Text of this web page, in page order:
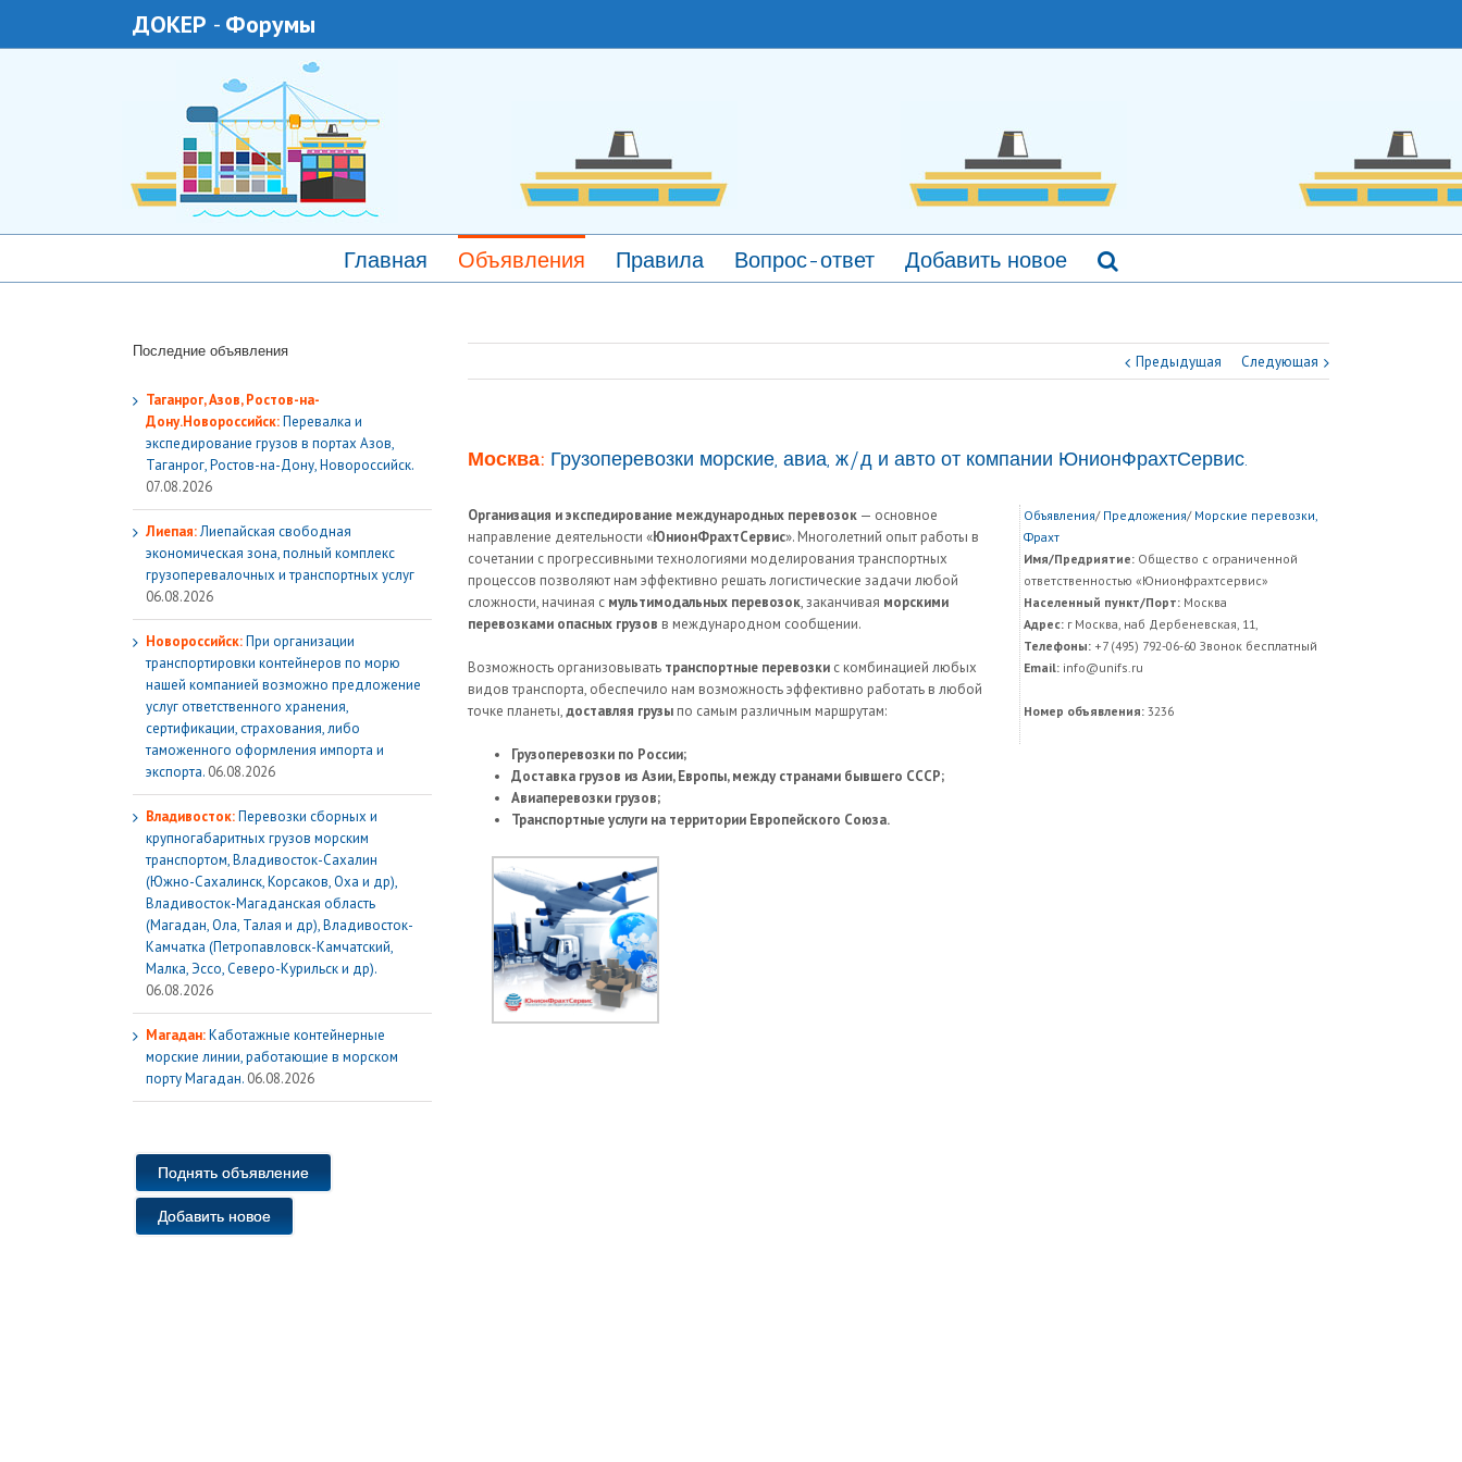
ДОКЕР - Форумы
Главная Объявления Правила Вопрос-ответ Добавить новое
Предыдущая Следующая
Москва: Грузоперевозки морские, авиа, ж/д и авто от компании ЮнионФрахтСервис.
Организация и экспедирование международных перевозок — основное
направление деятельности «ЮнионФрахтСервис». Многолетний опыт работы в
сочетании с прогрессивными технологиями моделирования транспортных
процессов позволяют нам эффективно решать логистические задачи любой
сложности, начиная с мультимодальных перевозок, заканчивая морскими
перевозками опасных грузов в международном сообщении.
Возможность организовывать транспортные перевозки с комбинацией любых
видов транспорта, обеспечило нам возможность эффективно работать в любой
точке планеты,доставляя грузы по самым различным маршрутам:
Грузоперевозки по России;
Доставка грузов из Азии, Европы, между странами бывшего СССР;
Авиаперевозки грузов;
Транспортные услуги на территории Европейского Союза.
Объявления/ Предложения/ Морские перевозки,
Фрахт
Имя/Предриятие: Общество с ограниченной
ответственностью «Юнионфрахтсервис»
Населенный пункт/Порт: Москва
Адрес: г Москва, наб Дербеневская, 11,
Телефоны: +7 (495) 792-06-60 Звонок бесплатный
Email: info@unifs.ru
Номер объявления: 3236
Последние объявления
Таганрог, Азов, Ростов-на-
Дону.Новороссийск:Перевалка и
экспедирование грузов в портах Азов,
Таганрог, Ростов-на-Дону, Новороссийск.
07.08.2026
Лиепая:Лиепайская свободная
экономическая зона, полный комплекс
грузoперевалочных и транспортных услуг
06.08.2026
Новороссийск:При организации
транспортировки контейнеров по морю
нашей компанией возможно предложение
услуг ответственного хранения,
сертификации, страхования, либо
таможенного оформления импорта и
экспорта. 06.08.2026
Владивосток:Перевозки сборных и
крупногабаритных грузов морским
транспортом, Владивосток-Сахалин
(Южно-Сахалинск, Корсаков, Оха и др),
Владивосток-Магаданская область
(Магадан, Ола, Талая и др), Владивосток-
Камчатка (Петропавловск-Камчатский,
Малка, Эссо, Северо-Курильск и др).
06.08.2026
Магадан:Каботажные контейнерные
морские линии, работающие в морском
порту Магадан. 06.08.2026
Поднять объявление
Добавить новое